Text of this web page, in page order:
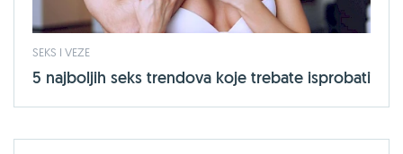
SEKS I VEZE
5 najboljih seks trendova koje trebate isprobati